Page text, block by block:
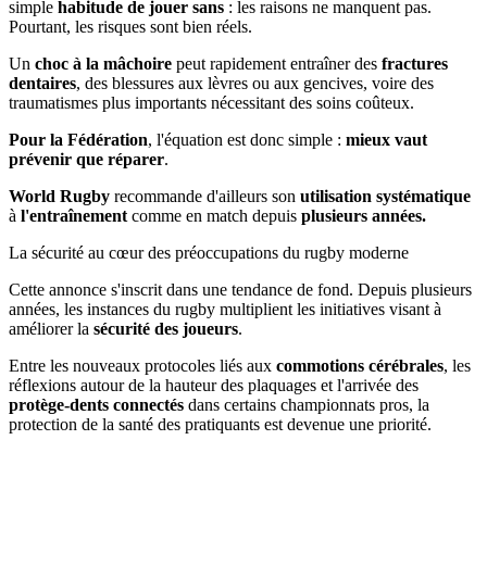
simple habitude de jouer sans : les raisons ne manquent pas.
Pourtant, les risques sont bien réels.
Un choc à la mâchoire peut rapidement entraîner des fractures
dentaires, des blessures aux lèvres ou aux gencives, voire des
traumatismes plus importants nécessitant des soins coûteux.
Pour la Fédération, l'équation est donc simple : mieux vaut
prévenir que réparer.
World Rugby recommande d'ailleurs son utilisation systématique
à l'entraînement comme en match depuis plusieurs années.
La sécurité au cœur des préoccupations du rugby moderne
Cette annonce s'inscrit dans une tendance de fond. Depuis plusieurs
années, les instances du rugby multiplient les initiatives visant à
améliorer la sécurité des joueurs.
Entre les nouveaux protocoles liés aux commotions cérébrales, les
réflexions autour de la hauteur des plaquages et l'arrivée des
protège-dents connectés dans certains championnats pros, la
protection de la santé des pratiquants est devenue une priorité.